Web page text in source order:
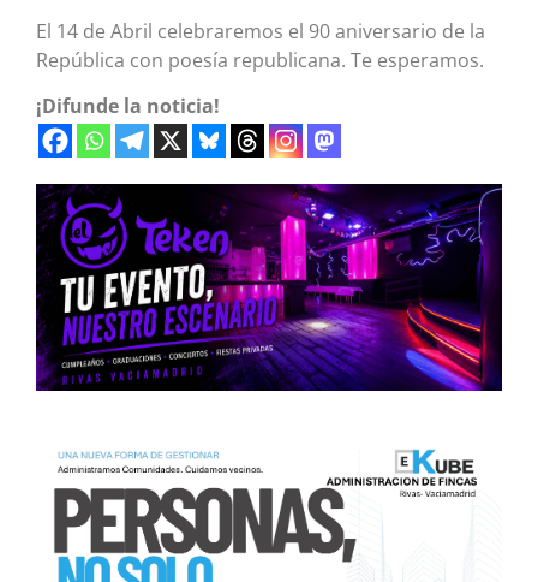
El 14 de Abril celebraremos el 90 aniversario de la
República con poesía republicana. Te esperamos.
¡Difunde la noticia!